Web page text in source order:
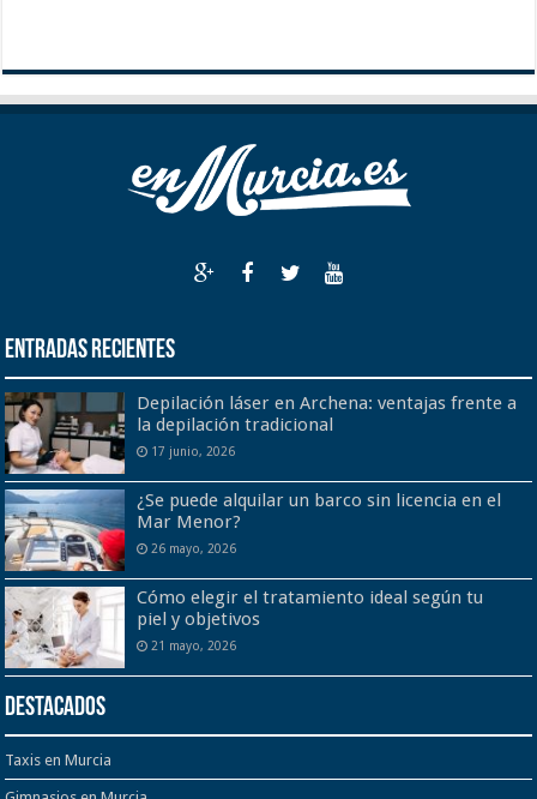
Entradas recientes
Depilación láser en Archena: ventajas frente a
la depilación tradicional
17 junio, 2026
¿Se puede alquilar un barco sin licencia en el
Mar Menor?
26 mayo, 2026
Cómo elegir el tratamiento ideal según tu
piel y objetivos
21 mayo, 2026
Destacados
Taxis en Murcia